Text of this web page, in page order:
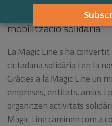
Obra Social St Joan de
mobilització solidària
La Magic Line s’ha
ciutadana solidària i en la
Gràcies a la Magic Line un
empreses, entitats, amics i
organitzen activitats
Magic Line caminen com a